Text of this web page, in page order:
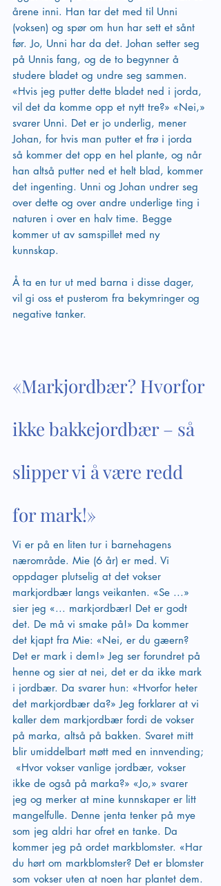
årene inni. Han tar det med til Unni
(voksen) og spør om hun har sett et sånt
før. Jo, Unni har da det. Johan setter seg
på Unnis fang, og de to begynner å
studere bladet og undre seg sammen.
«Hvis jeg putter dette bladet ned i jorda,
vil det da komme opp et nytt tre?» «Nei,»
svarer Unni. Det er jo underlig, mener
Johan, for hvis man putter et frø i jorda
så kommer det opp en hel plante, og når
han altså putter ned et helt blad, kommer
det ingenting. Unni og Johan undrer seg
over dette og over andre underlige ting i
naturen i over en halv time. Begge
kommer ut av samspillet med ny
kunnskap.
Å ta en tur ut med barna i disse dager,
vil gi oss et pusterom fra bekymringer og
negative tanker.
«Markjordbær? Hvorfor
ikke bakkejordbær – så
slipper vi å være redd
for mark!»
Vi er på en liten tur i barnehagens
nærområde. Mie (6 år) er med. Vi
oppdager plutselig at det vokser
markjordbær langs veikanten. «Se ...»
sier jeg «... markjordbær! Det er godt
det. De må vi smake på!» Da kommer
det kjapt fra Mie: «Nei, er du gæern?
Det er mark i dem!» Jeg ser forundret på
henne og sier at nei, det er da ikke mark
i jordbær. Da svarer hun: «Hvorfor heter
det markjordbær da?» Jeg forklarer at vi
kaller dem markjordbær fordi de vokser
på marka, altså på bakken. Svaret mitt
blir umiddelbart møtt med en innvending;
«Hvor vokser vanlige jordbær, vokser
ikke de også på marka?» «Jo,» svarer
jeg og merker at mine kunnskaper er litt
mangelfulle. Denne jenta tenker på mye
som jeg aldri har ofret en tanke. Da
kommer jeg på ordet markblomster. «Har
du hørt om markblomster? Det er blomster
som vokser uten at noen har plantet dem.